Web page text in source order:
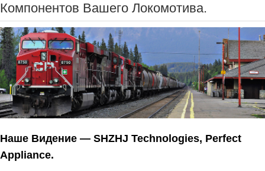
Компонентов Вашего Локомотива.
Наше Видение — SHZHJ Technologies, Perfect
Appliance.